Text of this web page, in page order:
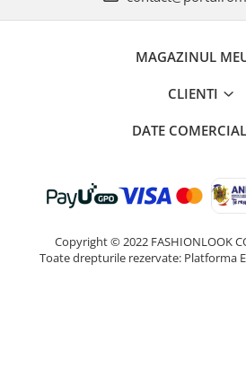
MAGAZINUL
CLIENTI
DATE
Copyright © 2022 FASHIONLOOK
Toate drepturile rezervate: Platforma